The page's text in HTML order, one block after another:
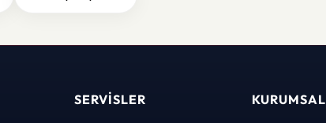
SERVISLER KURUMSAL